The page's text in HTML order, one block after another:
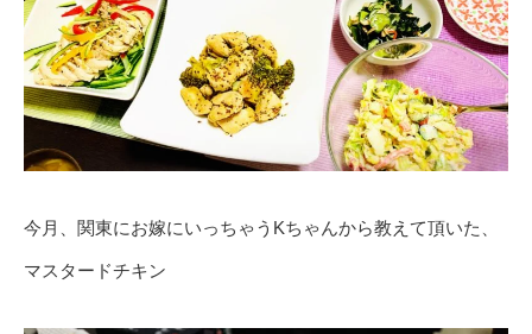
今月、関東にお嫁にいっちゃうKちゃんから教えて頂いた、
マスタードチキン